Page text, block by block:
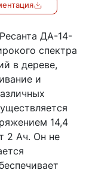
ДА-14-
спектра
в дереве,
и
14,4
2 Ач. Он не